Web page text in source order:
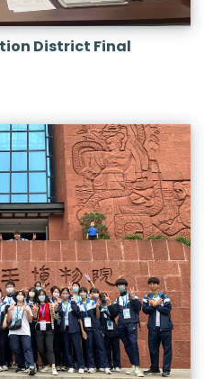
District Final